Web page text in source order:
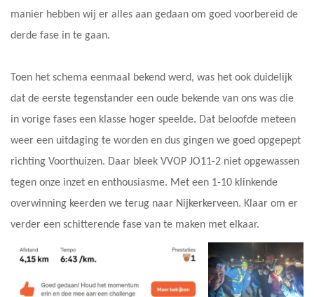
manier hebben wij er alles aan gedaan om goed voorbereid de
derde fase in te gaan.
Toen het schema eenmaal bekend werd, was het ook duidelijk
dat de eerste tegenstander een oude bekende van ons was die
in vorige fases een klasse hoger speelde. Dat beloofde meteen
weer een uitdaging te worden en dus gingen we goed opgepept
richting Voorthuizen. Daar bleek VVOP JO11-2 niet opgewassen
tegen onze inzet en enthousiasme. Met een 1-10 klinkende
overwinning keerden we terug naar Nijkerkerveen. Klaar om er
verder een schitterende fase van te maken met elkaar.